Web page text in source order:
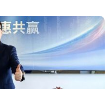
法”宣告暂停
边探测射线一边光伏发电
近4800
懂的大棋